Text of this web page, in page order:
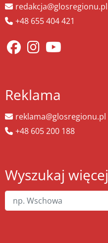
redakcja@glosregionu.pl
+48 655 404 421
Reklama
reklama@glosregionu.pl
+48 605 200 188
Wyszukaj więcej